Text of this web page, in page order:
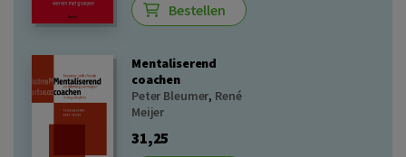
Bestellen
Mentaliserend
coachen
Peter Bleumer, René
Meijer
31,25